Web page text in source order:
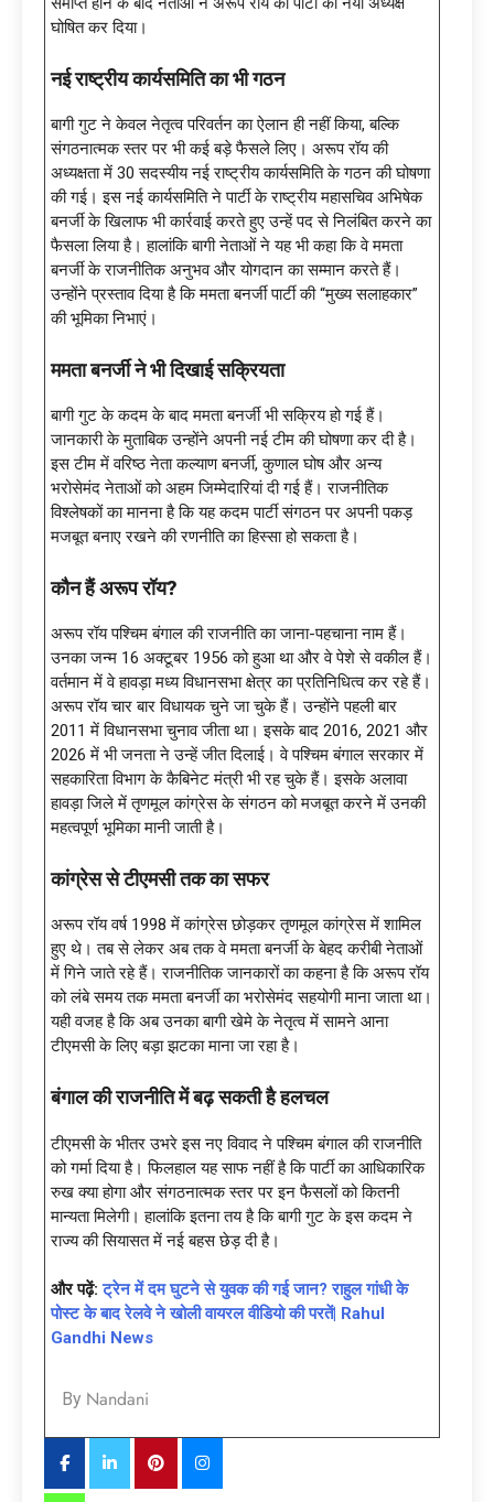
घोषित कर दिया।
नई राष्ट्रीय कार्यसमिति का भी गठन
बागी गुट ने केवल नेतृत्व परिवर्तन का ऐलान ही नहीं किया, बल्कि
संगठनात्मक स्तर पर भी कई बड़े फैसले लिए। अरूप रॉय की
अध्यक्षता में 30 सदस्यीय नई राष्ट्रीय कार्यसमिति के गठन की घोषणा
की गई। इस नई कार्यसमिति ने पार्टी के राष्ट्रीय महासचिव अभिषेक
बनर्जी के खिलाफ भी कार्रवाई करते हुए उन्हें पद से निलंबित करने का
फैसला लिया है। हालांकि बागी नेताओं ने यह भी कहा कि वे ममता
बनर्जी के राजनीतिक अनुभव और योगदान का सम्मान करते हैं।
उन्होंने प्रस्ताव दिया है कि ममता बनर्जी पार्टी की “मुख्य सलाहकार”
की भूमिका निभाएं।
ममता बनर्जी ने भी दिखाई सक्रियता
बागी गुट के कदम के बाद ममता बनर्जी भी सक्रिय हो गई हैं।
जानकारी के मुताबिक उन्होंने अपनी नई टीम की घोषणा कर दी है।
इस टीम में वरिष्ठ नेता कल्याण बनर्जी, कुणाल घोष और अन्य
भरोसेमंद नेताओं को अहम जिम्मेदारियां दी गई हैं। राजनीतिक
विश्लेषकों का मानना है कि यह कदम पार्टी संगठन पर अपनी पकड़
मजबूत बनाए रखने की रणनीति का हिस्सा हो सकता है।
कौन हैं अरूप रॉय?
अरूप रॉय पश्चिम बंगाल की राजनीति का जाना-पहचाना नाम हैं।
उनका जन्म 16 अक्टूबर 1956 को हुआ था और वे पेशे से वकील हैं।
वर्तमान में वे हावड़ा मध्य विधानसभा क्षेत्र का प्रतिनिधित्व कर रहे हैं।
अरूप रॉय चार बार विधायक चुने जा चुके हैं। उन्होंने पहली बार
2011 में विधानसभा चुनाव जीता था। इसके बाद 2016, 2021 और
2026 में भी जनता ने उन्हें जीत दिलाई। वे पश्चिम बंगाल सरकार में
सहकारिता विभाग के कैबिनेट मंत्री भी रह चुके हैं। इसके अलावा
हावड़ा जिले में तृणमूल कांग्रेस के संगठन को मजबूत करने में उनकी
महत्वपूर्ण भूमिका मानी जाती है।
कांग्रेस से टीएमसी तक का सफर
अरूप रॉय वर्ष 1998 में कांग्रेस छोड़कर तृणमूल कांग्रेस में शामिल
हुए थे। तब से लेकर अब तक वे ममता बनर्जी के बेहद करीबी नेताओं
में गिने जाते रहे हैं। राजनीतिक जानकारों का कहना है कि अरूप रॉय
को लंबे समय तक ममता बनर्जी का भरोसेमंद सहयोगी माना जाता था।
यही वजह है कि अब उनका बागी खेमे के नेतृत्व में सामने आना
टीएमसी के लिए बड़ा झटका माना जा रहा है।
बंगाल की राजनीति में बढ़ सकती है हलचल
टीएमसी के भीतर उभरे इस नए विवाद ने पश्चिम बंगाल की राजनीति
को गर्मा दिया है। फिलहाल यह साफ नहीं है कि पार्टी का आधिकारिक
रुख क्या होगा और संगठनात्मक स्तर पर इन फैसलों को कितनी
मान्यता मिलेगी। हालांकि इतना तय है कि बागी गुट के इस कदम ने
राज्य की सियासत में नई बहस छेड़ दी है।
और पढ़ें:ट्रेन में दम घुटने से युवक की गई जान? राहुल गांधी के
पोस्ट के बाद रेलवे ने खोली वायरल वीडियो की परतें| Rahul
Gandhi News
By Nandani